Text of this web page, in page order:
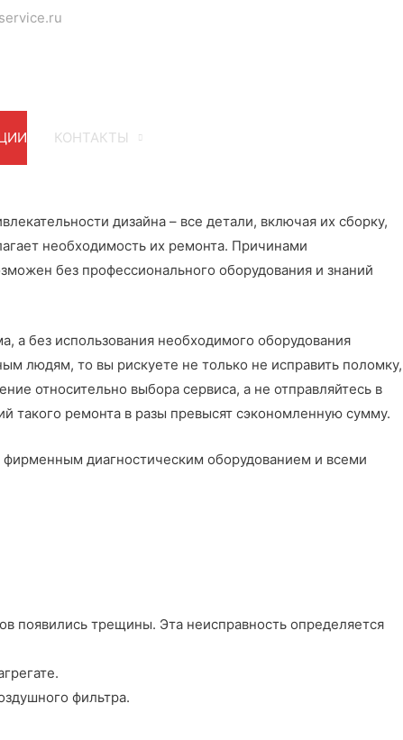
КОНТАКТЫ
дизайна – все детали, включая их сборку,
необходимость их ремонта. Причинами
без профессионального оборудования и знаний
а без использования необходимого оборудования
людям, то вы рискуете не только не исправить поломку,
относительно выбора сервиса, а не отправляйтесь в
такого ремонта в разы превысят сэкономленную сумму.
диагностическим оборудованием и всеми
появились трещины. Эта неисправность определяется
фильтра.